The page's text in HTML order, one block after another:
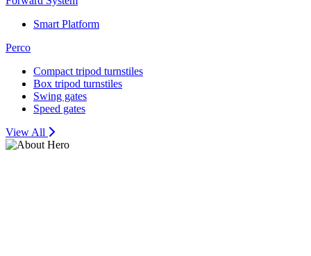
Smart Platform
Perco
Compact tripod turnstiles
Box tripod turnstiles
Swing gates
Speed gates
View All